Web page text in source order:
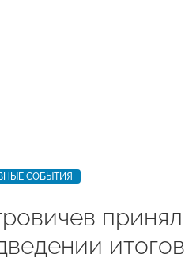
СОБЫТИЯ
принял
итогов